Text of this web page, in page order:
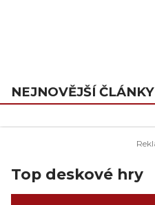
NEJNOVĚJŠÍ ČLÁNKY
Top deskové hry